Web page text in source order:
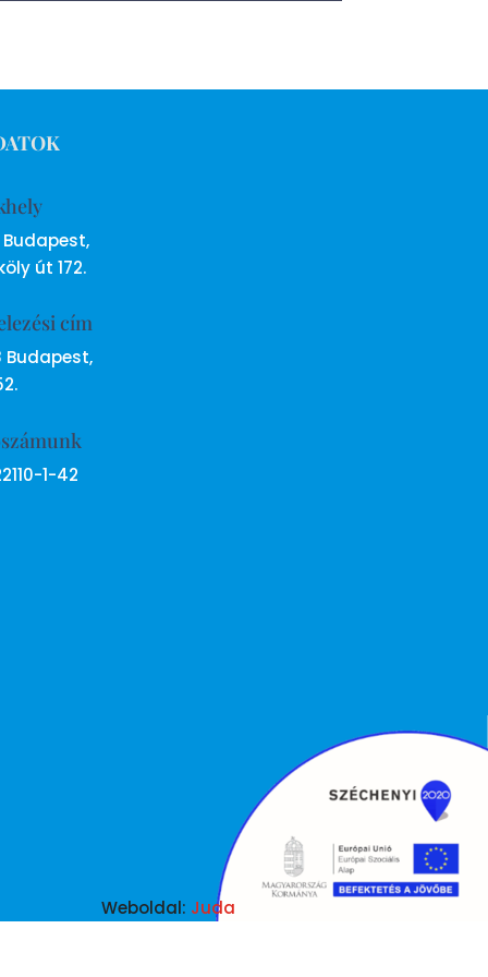
Budapest,
út 172.
cím
Budapest,
1-42
Weboldal: Juda